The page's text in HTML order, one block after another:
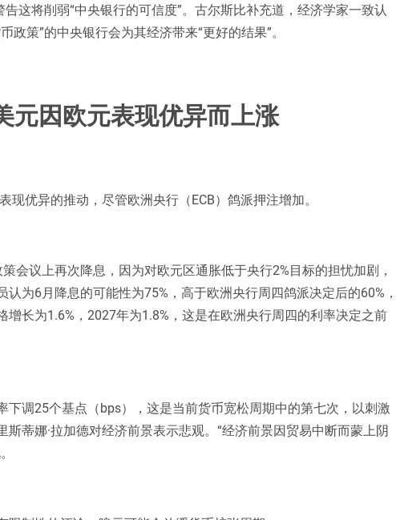
这将削弱“中央银行的可信度”。古尔斯比补充道，经济学家一致认
策”的中央银行会为其经济带来“更好的结果”。
元因欧元表现优异而上涨
优异的推动，尽管欧洲央行（ECB）鸽派押注增加。
会议上再次降息，因为对欧元区通胀低于央行2%目标的担忧加剧，
为6月降息的可能性为75%，高于欧洲央行周四鸽派决定后的60%，
长为1.6%，2027年为1.8%，这是在欧洲央行周四的利率决定之前
下调25个基点（bps），这是当前货币宽松周期中的第七次，以刺激
蒂娜·拉加德对经济前景表示悲观。“经济前景因贸易中断而蒙上阴